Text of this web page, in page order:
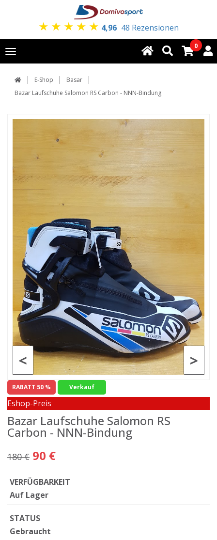
★ ★ ★ ★ ★ 4,96 48 Rezensionen
Toggle
navigation
0
E-Shop
Basar
Bazar Laufschuhe Salomon RS Carbon - NNN-Bindung
>
<
RABATT 50 % Verkauf
Eshop-Preis
Bazar Laufschuhe Salomon RS
Carbon - NNN-Bindung
180 € 90 €
VERFÜGBARKEIT
Auf Lager
STATUS
Gebraucht